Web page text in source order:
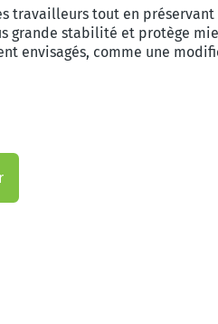
travailleurs tout en préservant
grande stabilité et protège
envisagés, comme une